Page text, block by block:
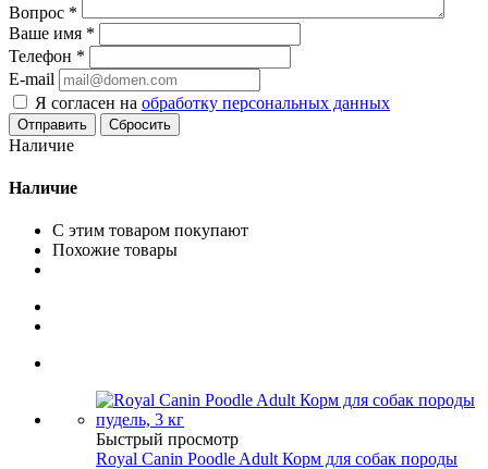
Вопрос *
Ваше имя *
Телефон *
E-mail
Я согласен на обработку персональных данных
Сбросить
Наличие
Наличие
С этим товаром покупают
Похожие товары
Быстрый просмотр
Royal Canin Poodle Adult Корм для собак породы